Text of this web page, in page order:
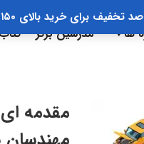
ها مدرسین برتر
مقدمه